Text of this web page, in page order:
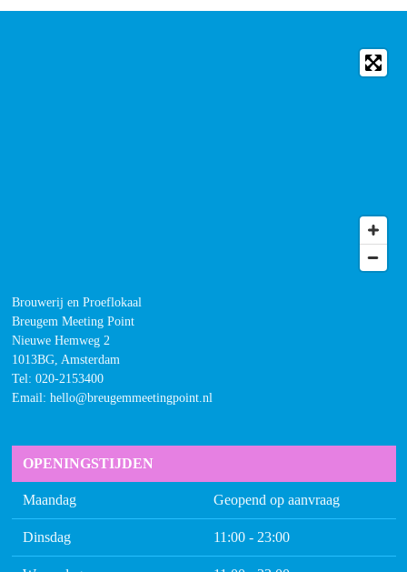
Brouwerij en Proeflokaal
Breugem Meeting Point
Nieuwe Hemweg 2
1013BG, Amsterdam
Tel: 020-2153400
Email: hello@breugemmeetingpoint.nl
OPENINGSTIJDEN
Maandag Geopend op aanvraag
Dinsdag 11:00 - 23:00